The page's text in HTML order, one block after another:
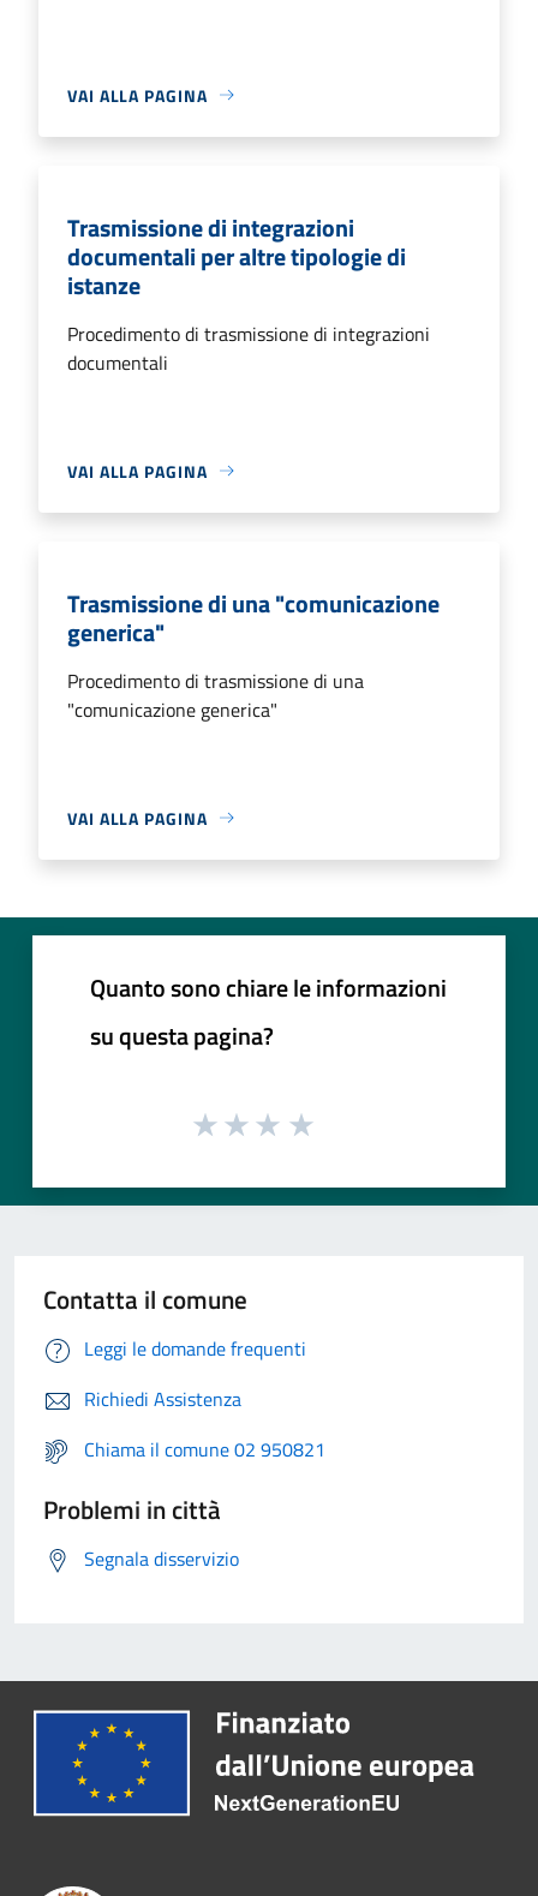
VAI ALLA PAGINA
Trasmissione di integrazioni
documentali per altre tipologie di
istanze
Procedimento di trasmissione di integrazioni
documentali
VAI ALLA PAGINA
Trasmissione di una "comunicazione
generica"
Procedimento di trasmissione di una
"comunicazione generica"
VAI ALLA PAGINA
Quanto sono chiare le informazioni
su questa pagina?
Contatta il comune
Leggi le domande frequenti
Richiedi Assistenza
Chiama il comune 02 950821
Problemi in città
Segnala disservizio